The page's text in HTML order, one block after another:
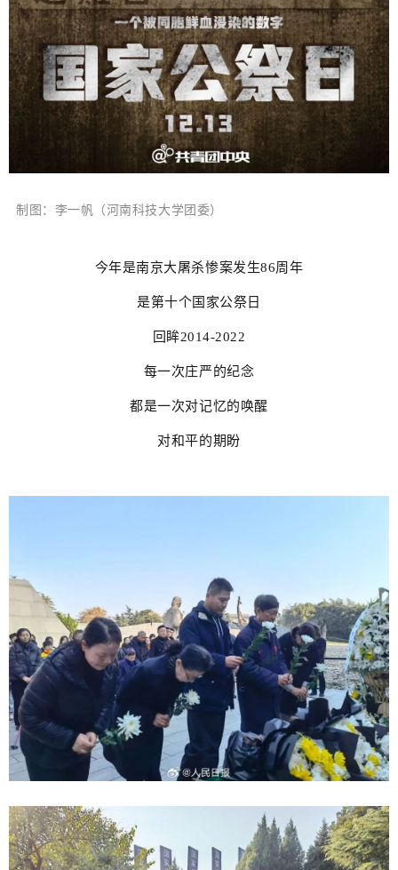
制图：李一帆（河南科技大学团委）
今年是南京大屠杀惨案发生86周年
是第十个国家公祭日
回眸2014-2022
每一次庄严的纪念
都是一次对记忆的唤醒
对和平的期盼